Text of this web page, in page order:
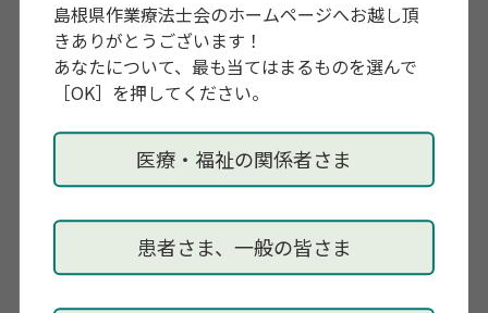
島根県作業療法士会のホームページへお越し頂
きありがとうございます！
あなたについて、最も当てはまるものを選んで
［OK］を押してください。
医療・福祉の関係者さま
患者さま、一般の皆さま
会員の方へ 一般の方へ
2024年7月20日
[精神科作業療法チーム]
【専門部】精神科作業療法懇話会研修会のリハーサルを
県士会主催 2024年7月11日
[精神科作業療法チーム]
「ひきこもり状態にある生きづらさを抱える人への支
援」一般社団法人島根県作業療法士会 専門部 精神科作業
療法懇話会 主催 研修会